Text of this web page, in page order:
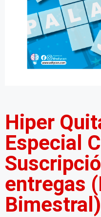
Hiper
Especial
entregas
Bimestral)